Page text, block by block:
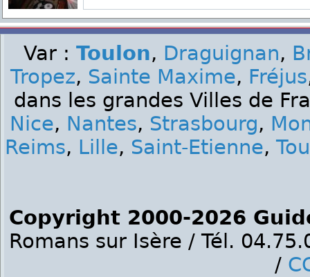
Var : Toulon, Draguignan,
Tropez, Sainte Maxime, Fréjus
dans les grandes Villes de
Nice, Nantes, Strasbourg,
Reims, Lille, Saint-Etienne,
Copyright 2000-2026
Romans sur Isère / Tél.
/